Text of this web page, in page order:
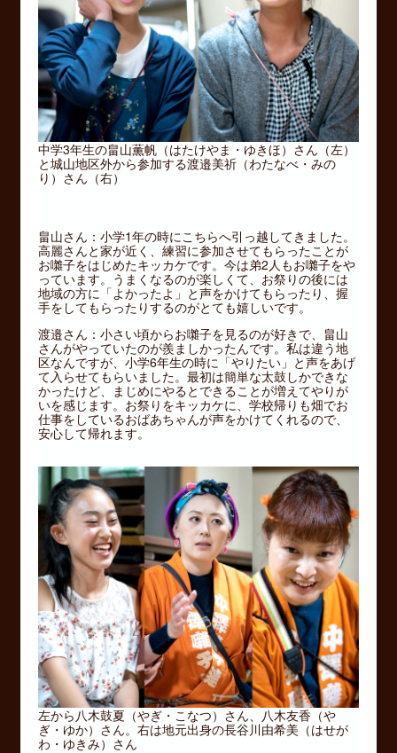
中学3年生の畠山薫帆（はたけやま・ゆきほ）さん（左）
と城山地区外から参加する渡邉美祈（わたなべ・みの
り）さん（右）
畠山さん：小学1年の時にこちらへ引っ越してきました。
高麗さんと家が近く、練習に参加させてもらったことが
お囃子をはじめたキッカケです。今は弟2人もお囃子をや
っています。うまくなるのが楽しくて、お祭りの後には
地域の方に「よかったよ」と声をかけてもらったり、握
手をしてもらったりするのがとても嬉しいです。
渡邉さん：小さい頃からお囃子を見るのが好きで、畠山
さんがやっていたのが羨ましかったんです。私は違う地
区なんですが、小学6年生の時に「やりたい」と声をあげ
て入らせてもらいました。最初は簡単な太鼓しかできな
かったけど、まじめにやるとできることが増えてやりが
いを感じます。お祭りをキッカケに、学校帰りも畑でお
仕事をしているおばあちゃんが声をかけてくれるので、
安心して帰れます。
左から八木鼓夏（やぎ・こなつ）さん、八木友香（や
ぎ・ゆか）さん。右は地元出身の長谷川由希美（はせが
わ・ゆきみ）さん